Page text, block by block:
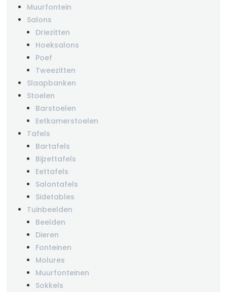
Muurfontein
Salons
Driezitten
Hoeksalons
Poef
Tweezitten
Slaapbanken
Stoelen
Barstoelen
Eetkamerstoelen
Tafels
Bartafels
Bijzettafels
Eettafels
Salontafels
Sidetables
Tuinbeelden
Beelden
Dieren
Fonteinen
Molures
Muurfonteinen
Sokkels